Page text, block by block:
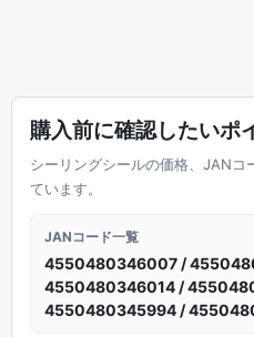
購入前に確認したいポ
シーリングシールの価格、JANコ
ています。
JANコード一覧
4550480346007 /
4550480346014 /
4550480345994 /